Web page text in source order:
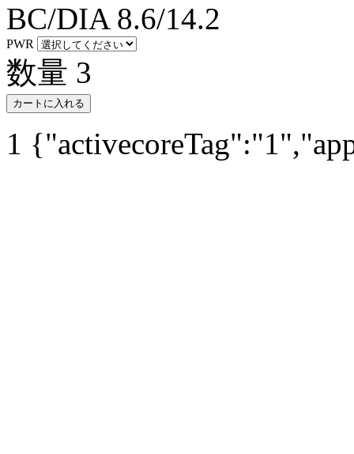
BC/DIA 8.6/14.2
PWR
数量 3
カートに入れる
1